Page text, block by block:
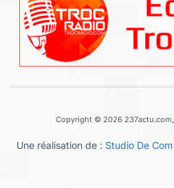
Copyright © 2026
Une réalisation de : Studio De Com